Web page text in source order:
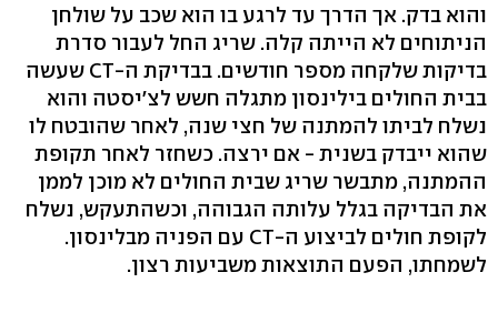
והוא בדק. אך הדרך עד לרגע בו הוא שכב על שולחן
הניתוחים לא הייתה קלה. שריג החל לעבור סדרת
בדיקות שלקחה מספר חודשים. בבדיקת ה-CT שעשה
בבית החולים בילינסון מתגלה חשש לצ'יסטה והוא
נשלח לביתו להמתנה של חצי שנה, לאחר שהובטח לו
שהוא ייבדק בשנית - אם ירצה. כשחזר לאחר תקופת
ההמתנה, מתבשר שריג שבית החולים לא מוכן לממן
את הבדיקה בגלל עלותה הגבוהה, וכשהתעקש, נשלח
לקופת חולים לביצוע ה-CT עם הפניה מבלינסון.
לשמחתו, הפעם התוצאות משביעות רצון.